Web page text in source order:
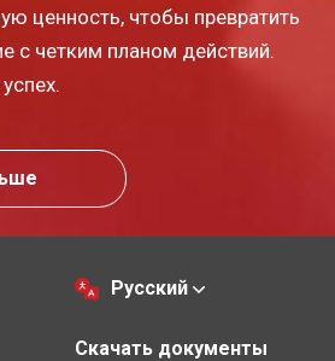
ценность, чтобы превратить
с четким планом действий.
Русский
Скачать документы